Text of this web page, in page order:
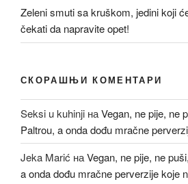
Zeleni smuti sa kruškom, jedini koji
čekati da napravite opet!
СКОРАШЊИ КОМЕНТАРИ
Seksi u kuhinji наVegan, ne pije, ne
Paltrou, a onda dođu mračne
Jeka Marić наVegan, ne pije, ne
a onda dođu mračne perverzije koje